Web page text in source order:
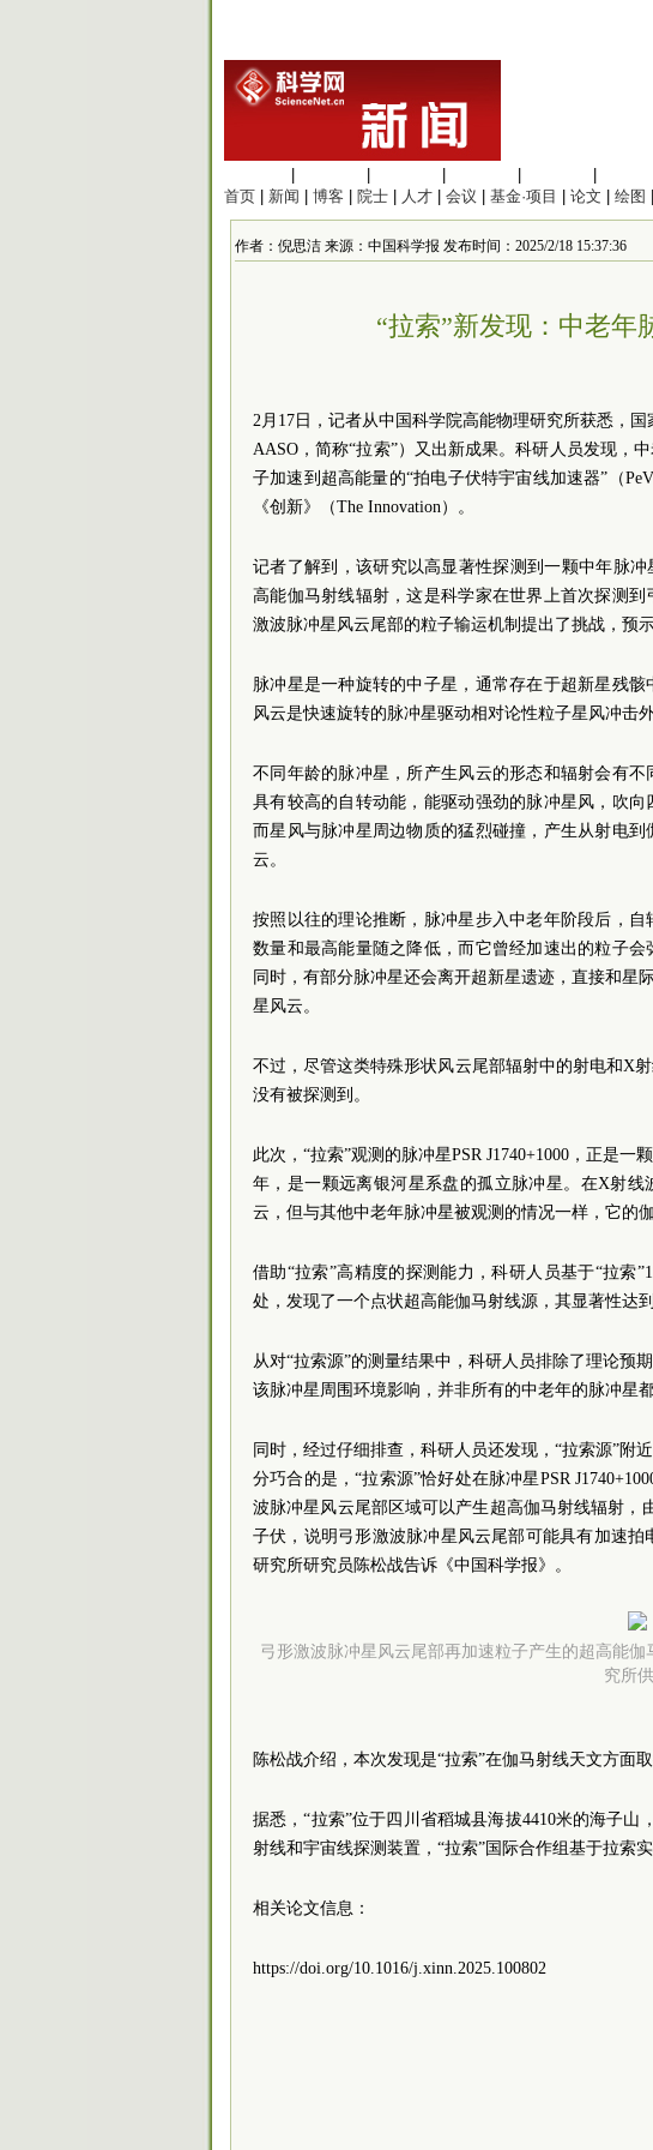
首页
新闻 博客 院士 人才 会议 基金·项目 论文 绘图
作者：倪思洁 来源：中国科学报 发布时间：2025/2/18 15:37:36
“拉索”新发现：中老年
2月17日，记者从中国 科学院高能物理研究所获悉，
AASO，简称“拉索”）又出新成果。科研人员发现，
子加速到超高能量的“拍电子伏特宇宙线加速器”（
《创新》（The Innovation）。
记者了解到，该研究以高显著性探测到一颗中年脉
高能伽马射线辐射，这是科学家在世界上首次探测
激波脉冲星风云尾部的粒子输运机制提出了挑战，预
脉冲星是一种旋转的中子星，通常存在于超新星残
风云是快速旋转的脉冲星驱动相对论性粒子星风冲击
不同年龄的脉冲星，所产生风云的形态和辐射会有
具有较高的自转动能，能驱动强劲的脉冲星风，吹
而星风与脉冲星周边物质的猛烈碰撞，产生从射电
云。
按照以往的理论推断，脉冲星步入中老年阶段后，
数量和最高能量随之降低，而它曾经加速出的粒子
同时，有部分脉冲星还会离开超新星遗迹，直接和星
星风云。
不过，尽管这类特殊形状风云尾部辐射中的射电和X
没有被探测到。
此次，“拉索”观测的脉冲星PSR J1740+1000，正是
年，是一颗远离银河星系盘的孤立脉冲星。在X射
云，但与其他中老年脉冲星被观测的情况一样，它的
借助“拉索”高精度的探测能力，科研人员基于“拉索
处，发现了一个点状超高能伽马射线源，其显著性达
从对“拉索源”的测量结果中，科研人员排除了理论预
该脉冲星周围环境影响，并非所有的中老年的脉冲星
同时，经过仔细排查，科研人员还发现，“拉索源”附
分巧合的是，“拉索源”恰好处在脉冲星PSR
波脉冲星风云尾部区域可以产生超高伽马射线辐射，
子伏，说明弓形激波脉冲星风云尾部可能具有加速
研究所研究员陈松战告诉《中国科学报》。
弓形激波脉冲星风云尾部再加速粒子产生的超高能
究所
陈松战介绍，本次发现是“拉索”在伽马射线天文方面
据悉，“拉索”位于四川省稻城县海拔4410米的海子
射线和宇宙线探测装置，“拉索”国际合作组基于拉索
相关论文信息：
https://doi.org/10.1016/j.xinn.2025.100802